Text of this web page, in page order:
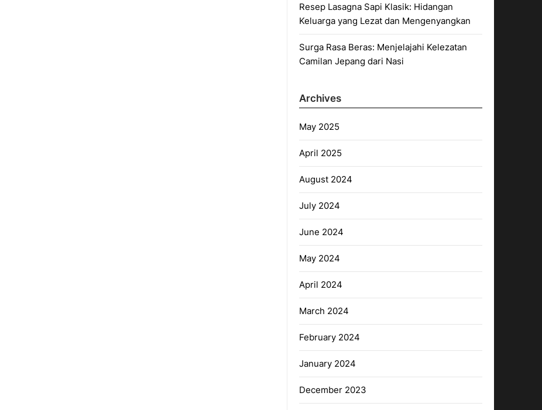
Resep Lasagna Sapi Klasik: Hidangan
Keluarga yang Lezat dan Mengenyangkan
Surga Rasa Beras: Menjelajahi Kelezatan
Camilan Jepang dari Nasi
Archives
May 2025
April 2025
August 2024
July 2024
June 2024
May 2024
April 2024
March 2024
February 2024
January 2024
December 2023